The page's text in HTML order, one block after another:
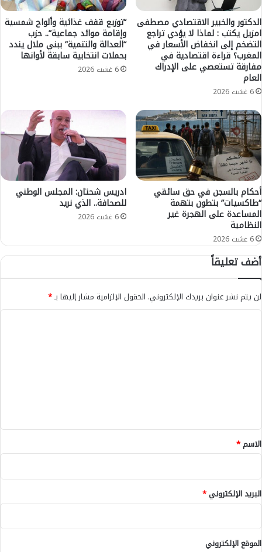
ب
و
ا
ل
ق
ط
ا
ن
ي
ب
ا
ل
ت
ق
س
ي
ط
س
ع
ا
ر
ب
ي
ع
ا
س
م
ك
ب
ا
ل
ت
ق
س
ي
ط
الدكتور والخبير الاقتصادي مصطفى
امزيل يكتب : لماذا لا يؤدي تراجع
التضخم إلى انخفاض الأسعار في
المغرب؟ قراءة اقتصادية في
مفارقة تستعصي على الإدراك
العام
6 غشت 2026
“توزيع قفف غذائية وألواح شمسية
وإقامة موائد جماعية”.. حزب
“العدالة والتنمية” ببني ملال يندد
بحملات انتخابية سابقة لأوانها
6 غشت 2026
أحكام بالسجن في حق سائقي
“طاكسيات” بتطون بتهمة
المساعدة على الهجرة غير
النظامية
6 غشت 2026
ادريس شحتان: المجلس الوطني
للصحافة.. الذي نريد
6 غشت 2026
أضف تعليقاً
لن يتم نشر عنوان بريدك الإلكتروني. الحقول الإلزامية مشار إليها بـ*
*
الاسم*
البريد الإلكتروني*
الموقع الإلكتروني